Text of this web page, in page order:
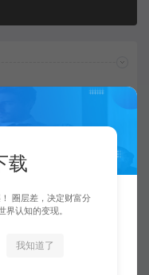
载
圈层差，决定财富分
界认知的变现。
我知道了